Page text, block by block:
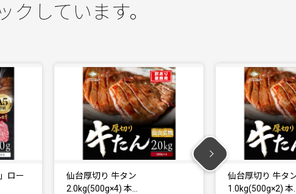
しています。
仙台厚切り 牛タン
1.0kg(500g×2) 本…
仙台厚切り 牛タ
塩味 肉厚…